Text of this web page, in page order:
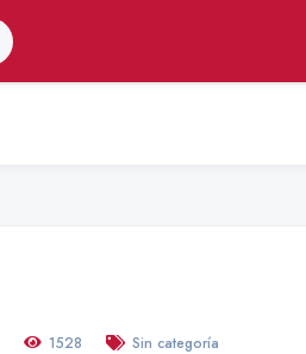
1528 Sin categoría